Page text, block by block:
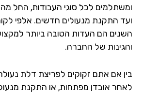
לכל סוגי העבודות, החל
התקנת מנעולים חדשים. אלפי לקוחות
הם העדות הטובה ביותר למקצועיות,
של החברה.
אם אתם זקוקים לפריצת דלת נעולה,
אובדן מפתחות, או התקנת מנעול